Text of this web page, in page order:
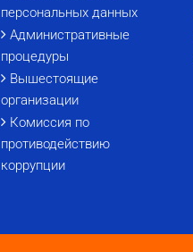
персональных данных
Административные
процедуры
Вышестоящие
организации
Комиссия по
противодействию
коррупции